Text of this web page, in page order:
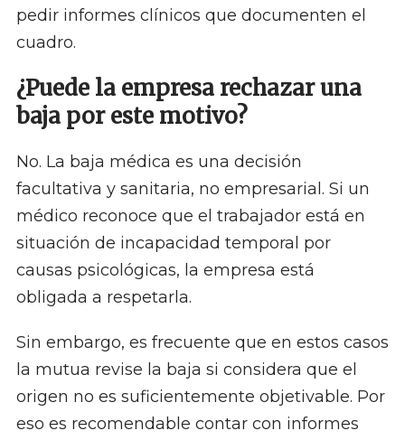
pedir informes clínicos que documenten el
cuadro.
¿Puede la empresa rechazar una
baja por este motivo?
No. La baja médica es una decisión
facultativa y sanitaria, no empresarial. Si un
médico reconoce que el trabajador está en
situación de incapacidad temporal por
causas psicológicas, la empresa está
obligada a respetarla.
Sin embargo, es frecuente que en estos casos
la mutua revise la baja si considera que el
origen no es suficientemente objetivable. Por
eso es recomendable contar con informes